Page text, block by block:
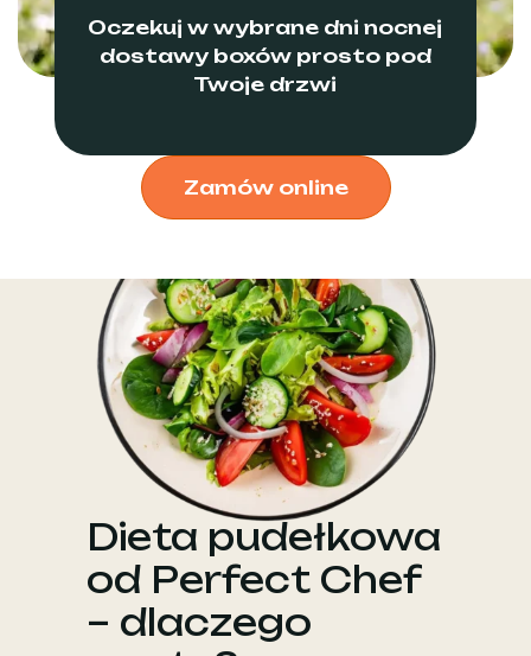
Oczekuj w wybrane dni nocnej
dostawy boxów prosto pod
Twoje drzwi
Zamów online
Dieta pudełkowa
od Perfect Chef
– dlaczego